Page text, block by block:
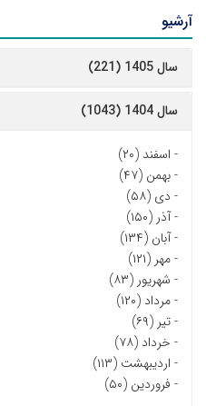
آرشیو
سال 1405 (221)
سال 1404 (1043)
- اسفند (۲۰)
-بهمن (۴۷)
- دی (۵۸)
-آذر (۱۵۰)
-آبان (۱۳۴)
-مهر (۱۲۱)
- شهریور (۸۳)
-مرداد (۱۲۰)
-تیر (۶۹)
- خرداد (۷۸)
- اردیبهشت (۱۱۳)
- فروردین (۵۰)